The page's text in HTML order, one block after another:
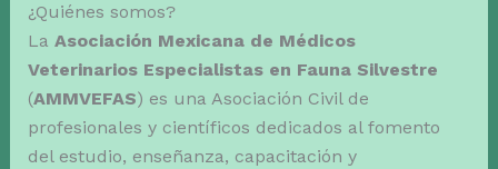
¿Quiénes somos?
La Asociación Mexicana de Médicos
Veterinarios Especialistas en Fauna Silvestre
(AMMVEFAS) es una Asociación Civil de
profesionales y científicos dedicados al fomento
del estudio, enseñanza, capacitación y